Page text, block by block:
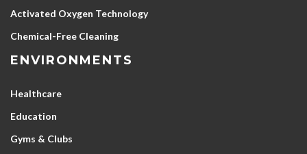
Activated Oxygen Technology
Chemical-Free Cleaning
ENVIRONMENTS
Healthcare
Education
Gyms & Clubs